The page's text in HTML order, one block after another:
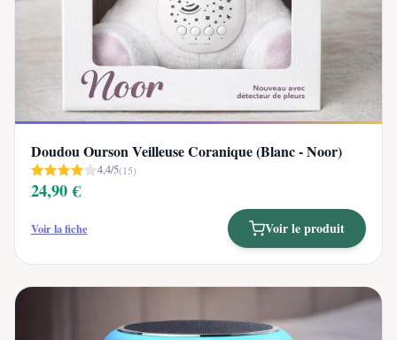
Doudou Ourson Veilleuse Coranique (Blanc - Noor)
4,4/5(15)
24,90 €
Voir la fiche Voir le produit